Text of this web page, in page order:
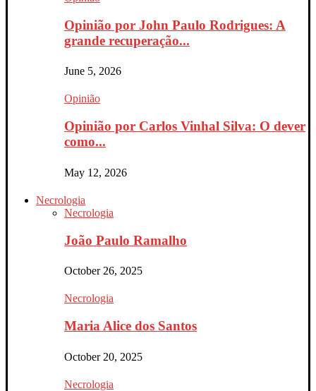
Opinião por John Paulo Rodrigues: A
grande recuperação...
June 5, 2026
Opinião
Opinião por Carlos Vinhal Silva: O dever
como...
May 12, 2026
Necrologia
Necrologia
João Paulo Ramalho
October 26, 2025
Necrologia
Maria Alice dos Santos
October 20, 2025
Necrologia